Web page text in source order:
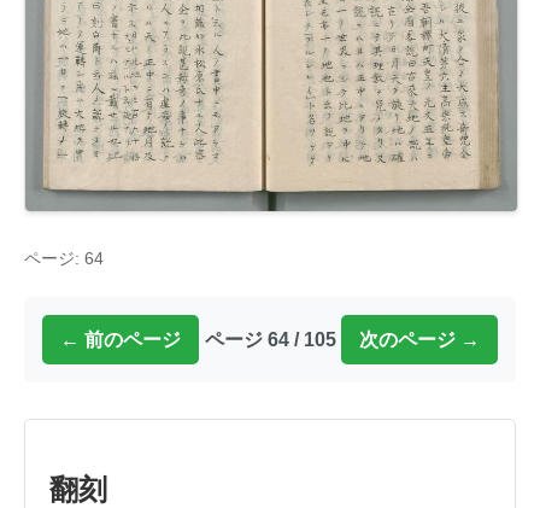
ページ: 64
← 前のページ ページ 64 / 105 次のページ →
翻刻